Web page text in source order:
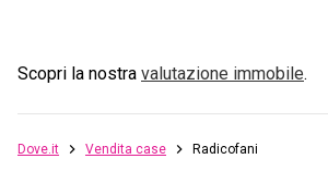
Scopri la nostra valutazione immobile.
Dove.it Vendita case Radicofani